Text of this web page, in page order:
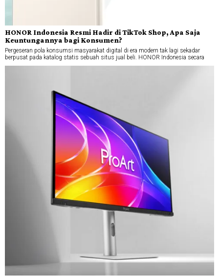
HONOR Indonesia Resmi Hadir di TikTok Shop, Apa Saja
Keuntungannya bagi Konsumen?
Pergeseran pola konsumsi masyarakat digital di era modern tak lagi sekadar
berpusat pada katalog statis sebuah situs jual beli. HONOR Indonesia secara